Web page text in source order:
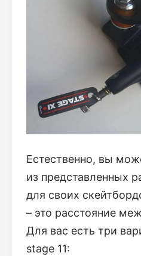
Естественно, вы
из представленных
для своих
– это расстояние
Для вас есть три
stage 11: